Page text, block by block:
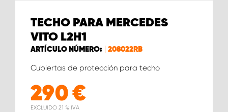
TECHO PARA MERCEDES
VITO L2H1
ARTÍCULO NÚMERO: 208022RB
Cubiertas de protección para techo
290€
EXCLUIDO 21 % IVA